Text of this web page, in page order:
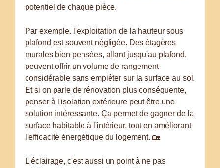
potentiel de chaque pièce.
Par exemple, l'exploitation de la hauteur sous
plafond est souvent négligée. Des étagères
murales bien pensées, allant jusqu'au plafond,
peuvent offrir un volume de rangement
considérable sans empiéter sur la surface au sol.
Et si on parle de rénovation plus conséquente,
penser à l'isolation extérieure peut être une
solution intéressante. Ça permet de gagner de la
surface habitable à l'intérieur, tout en améliorant
l'efficacité énergétique du logement. 🏡
L'éclairage, c'est aussi un point à ne pas